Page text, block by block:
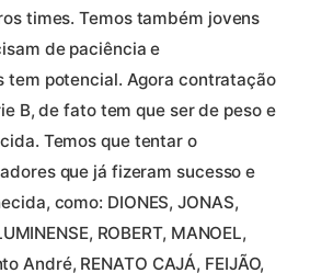
times. Temos também jovens
de paciência e
tem potencial. Agora contratação
B, de fato tem que ser de peso e
Temos que tentar o
que já fizeram sucesso e
como: DIONES, JONAS,
ROBERT, MANOEL,
André, RENATO CAJÁ, FEIJÃO,